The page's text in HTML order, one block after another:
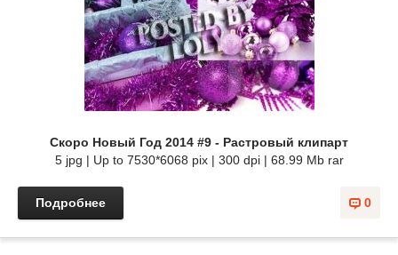
Скоро Новый Год 2014 #9 - Растровый клипарт
5 jpg | Up to 7530*6068 pix | 300 dpi | 68.99 Mb rar
0
Подробнее